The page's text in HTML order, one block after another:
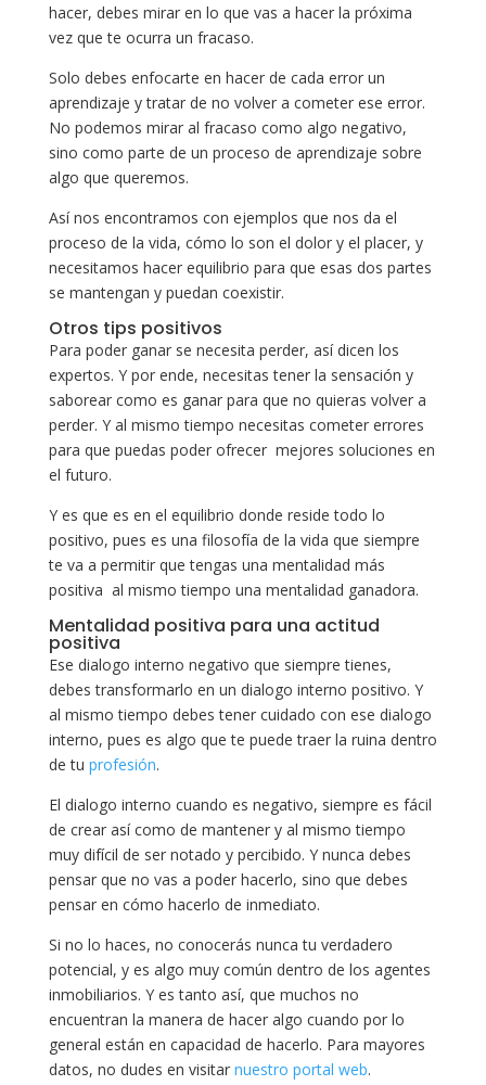
hacer, debes mirar en lo que vas a hacer la próxima
vez que te ocurra un fracaso.
Solo debes enfocarte en hacer de cada error un
aprendizaje y tratar de no volver a cometer ese error.
No podemos mirar al fracaso como algo negativo,
sino como parte de un proceso de aprendizaje sobre
algo que queremos.
Así nos encontramos con ejemplos que nos da el
proceso de la vida, cómo lo son el dolor y el placer, y
necesitamos hacer equilibrio para que esas dos partes
se mantengan y puedan coexistir.
Otros tips positivos
Para poder ganar se necesita perder, así dicen los
expertos. Y por ende, necesitas tener la sensación y
saborear como es ganar para que no quieras volver a
perder. Y al mismo tiempo necesitas cometer errores
para que puedas poder ofrecer mejores soluciones en
el futuro.
Y es que es en el equilibrio donde reside todo lo
positivo, pues es una filosofía de la vida que siempre
te va a permitir que tengas una mentalidad más
positiva al mismo tiempo una mentalidad ganadora.
Mentalidad positiva para una actitud
positiva
Ese dialogo interno negativo que siempre tienes,
debes transformarlo en un dialogo interno positivo. Y
al mismo tiempo debes tener cuidado con ese dialogo
interno, pues es algo que te puede traer la ruina dentro
de tu profesión.
El dialogo interno cuando es negativo, siempre es fácil
de crear así como de mantener y al mismo tiempo
muy difícil de ser notado y percibido. Y nunca debes
pensar que no vas a poder hacerlo, sino que debes
pensar en cómo hacerlo de inmediato.
Si no lo haces, no conocerás nunca tu verdadero
potencial, y es algo muy común dentro de los agentes
inmobiliarios. Y es tanto así, que muchos no
encuentran la manera de hacer algo cuando por lo
general están en capacidad de hacerlo. Para mayores
datos, no dudes en visitar nuestro portal web.